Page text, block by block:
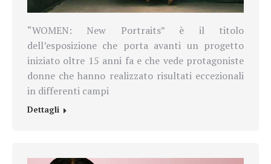
“WOMEN: New Portraits” è il titolo
dell’esposizione che porta avanti un progetto
iniziato oltre 15 anni fa e che vede protagoniste
donne che hanno realizzato risultati eccezionali
in differenti campi
Dettagli